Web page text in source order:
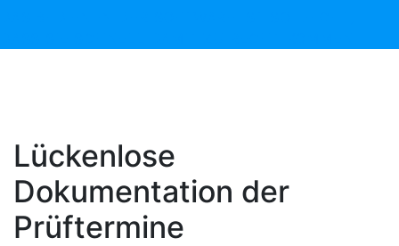
Lückenlose
Dokumentation der
Prüftermine